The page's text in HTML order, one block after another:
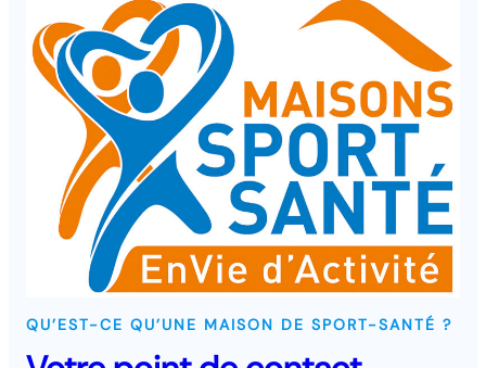
QU’EST-CE QU’UNE MAISON DE SPORT-SANTÉ ?